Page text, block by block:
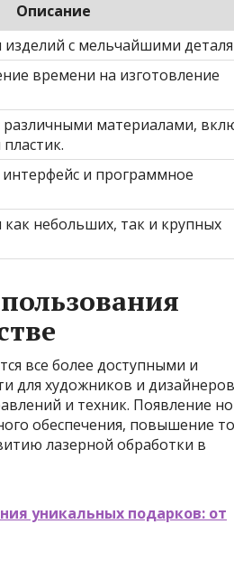
Описание
с мельчайшими
времени на изготовление
материалами,
и программное
небольших, так и крупных
все более доступными и
для художников и
и техник. Появление
обеспечения, повышение
лазерной обработки в
уникальных подарков: от